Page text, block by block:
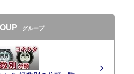
グループ